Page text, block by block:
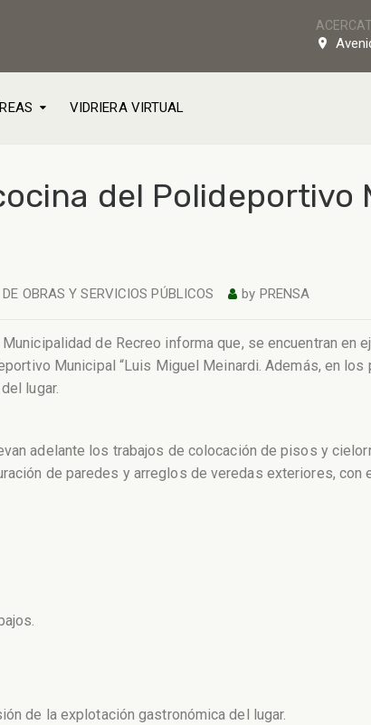
VIDRIERA VIRTUAL
del Polideportivo
DE OBRAS Y SERVICIOS PÚBLICOS by PRENSA
de Recreo informa que, se encuentran en
Municipal “Luis Miguel Meinardi. Además, en
lugar.
adelante los trabajos de colocación de pisos y
de paredes y arreglos de veredas exteriores,
de la explotación gastronómica del lugar.